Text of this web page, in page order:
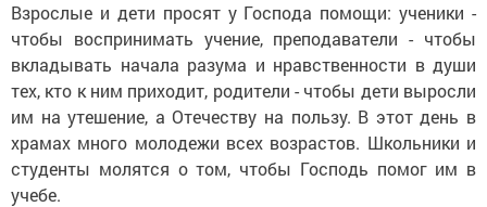
Взрослые и дети просят у Господа помощи: ученики -
чтобы воспринимать учение, преподаватели - чтобы
вкладывать начала разума и нравственности в души
тех, кто к ним приходит, родители - чтобы дети выросли
им на утешение, а Отечеству на пользу. В этот день в
храмах много молодежи всех возрастов. Школьники и
студенты молятся о том, чтобы Господь помог им в
учебе.